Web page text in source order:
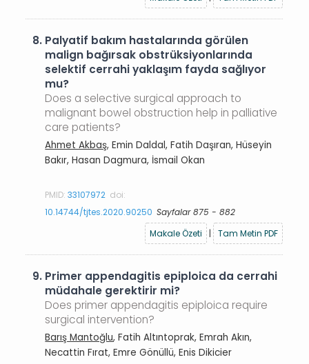
8. Palyatif bakım hastalarında görülen
malign bağırsak obstrüksiyonlarında
selektif cerrahi yaklaşım fayda sağlıyor
mu?
Does a selective surgical approach to
malignant bowel obstruction help in palliative
care patients?
Ahmet Akbaş, Emin Daldal, Fatih Daşıran, Hüseyin
Bakır, Hasan Dagmura, İsmail Okan
PMID:33107972 doi:
10.14744/tjtes.2020.90250 Sayfalar 875 - 882
Makale Özeti
| Tam Metin PDF
9. Primer appendagitis epiploica da cerrahi
müdahale gerektirir mi?
Does primer appendagitis epiploica require
surgical intervention?
Barış Mantoğlu, Fatih Altıntoprak, Emrah Akın,
Necattin Fırat, Emre Gönüllü, Enis Dikicier